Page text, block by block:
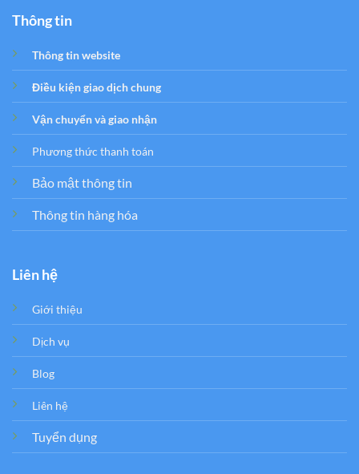
Thông tin
Thông tin website
Điều kiện giao dịch chung
Vận chuyển và giao nhận
Phương thức thanh toán
Bảo mật thông tin
Thông tin hàng hóa
Liên hệ
Giới thiệu
Dịch vụ
Blog
Liên hệ
Tuyển dụng